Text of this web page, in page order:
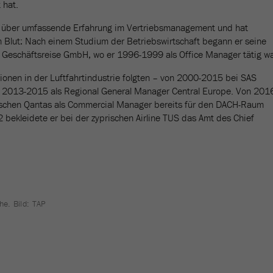
hat.
umfassende Erfahrung im Vertriebsmanagement und hat
Blut: Nach einem Studium der Betriebswirtschaft begann er seine
GmbH, wo er 1996-1999 als Office Manager tätig
in der Luftfahrtindustrie folgten – von 2000-2015 bei SAS
2015 als Regional General Manager Central Europe. Von
Qantas als Commercial Manager bereits für den DACH-Raum
er bei der zyprischen Airline TUS das Amt des Chief
Bild: TAP